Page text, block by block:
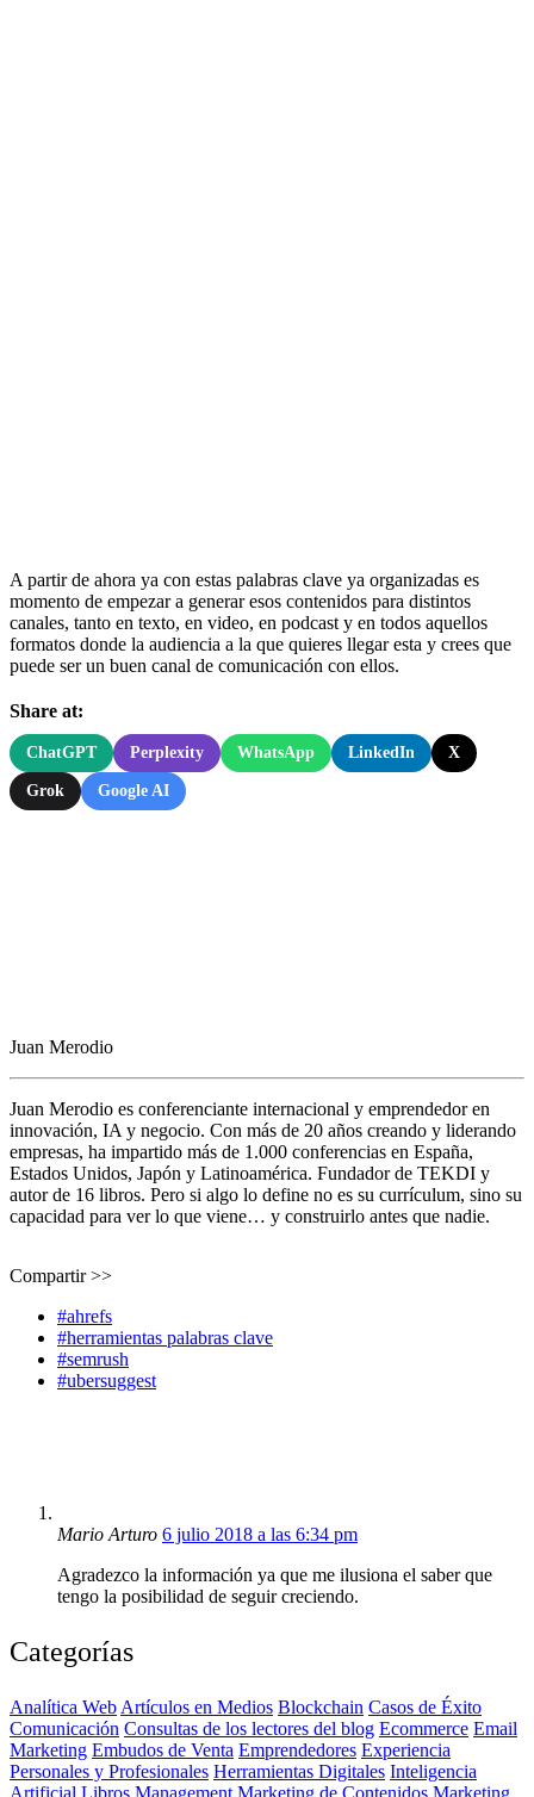
A partir de ahora ya con estas palabras clave ya organizadas es
momento de empezar a generar esos contenidos para distintos
canales, tanto en texto, en video, en podcast y en todos aquellos
formatos donde la audiencia a la que quieres llegar esta y crees que
puede ser un buen canal de comunicación con ellos.
Share at:
ChatGPT Perplexity WhatsApp LinkedIn X
Grok Google AI
Juan Merodio
Juan Merodio es conferenciante internacional y emprendedor en
innovación, IA y negocio. Con más de 20 años creando y liderando
empresas, ha impartido más de 1.000 conferencias en España,
Estados Unidos, Japón y Latinoamérica. Fundador de TEKDI y
autor de 16 libros. Pero si algo lo define no es su currículum, sino su
capacidad para ver lo que viene… y construirlo antes que nadie.
Compartir >>
#ahrefs
#herramientas palabras clave
#semrush
#ubersuggest
Mario Arturo 6 julio 2018 a las 6:34 pm
Agradezco la información ya que me ilusiona el saber que
tengo la posibilidad de seguir creciendo.
Categorías
Analítica Web Artículos en Medios Blockchain Casos de Éxito
Comunicación Consultas de los lectores del blog Ecommerce Email
Marketing Embudos de Venta Emprendedores Experiencia
Personales y Profesionales Herramientas Digitales Inteligencia
Artificial Libros Management Marketing de Contenidos Marketing